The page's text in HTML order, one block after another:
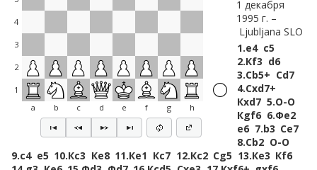
4
3
2
1
a
b c d e f g h
1 декабря
1995 г.
Ljubljana SLO
1.e4 c5
2.Кf3 d6
3.Сb5+ Сd7
4.Сxd7+
Кxd7 5.O-O
Кgf6 6.Фe2
e6 7.b3 Сe7
8.Сb2 O-O
9.c4 e5 10.Кc3 Кe8 11.Кe1 Кc7 12.Кc2 Сg5 13.Кe3 Кf6